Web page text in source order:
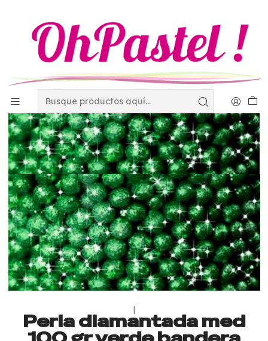
Perla diamantada med 100 gr verde bandera
|
Perla diamantada med